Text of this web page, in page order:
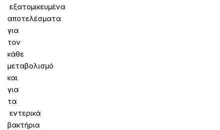
εξατομικευμένα
αποτελέσματα
για
τον
κάθε
μεταβολισμό
και
για
τα
εντερικά
βακτήρια